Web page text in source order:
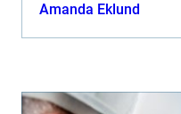
Amanda Eklund